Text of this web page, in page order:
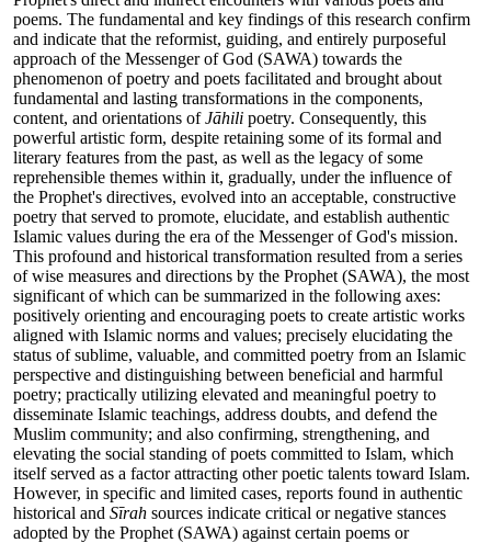
poems. The fundamental and key findings of this research confirm
and indicate that the reformist, guiding, and entirely purposeful
approach of the Messenger of God (SAWA) towards the
phenomenon of poetry and poets facilitated and brought about
fundamental and lasting transformations in the components,
content, and orientations ofJāhili poetry. Consequently, this
powerful artistic form, despite retaining some of its formal and
literary features from the past, as well as the legacy of some
reprehensible themes within it, gradually, under the influence of
the Prophet's directives, evolved into an acceptable, constructive
poetry that served to promote, elucidate, and establish authentic
Islamic values during the era of the Messenger of God's mission.
This profound and historical transformation resulted from a series
of wise measures and directions by the Prophet (SAWA), the most
significant of which can be summarized in the following axes:
positively orienting and encouraging poets to create artistic works
aligned with Islamic norms and values; precisely elucidating the
status of sublime, valuable, and committed poetry from an Islamic
perspective and distinguishing between beneficial and harmful
poetry; practically utilizing elevated and meaningful poetry to
disseminate Islamic teachings, address doubts, and defend the
Muslim community; and also confirming, strengthening, and
elevating the social standing of poets committed to Islam, which
itself served as a factor attracting other poetic talents toward Islam.
However, in specific and limited cases, reports found in authentic
historical and Sīrah sources indicate critical or negative stances
adopted by the Prophet (SAWA) against certain poems or